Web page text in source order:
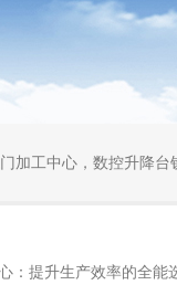
加工中心，数控升降台
：提升生产效率的全能